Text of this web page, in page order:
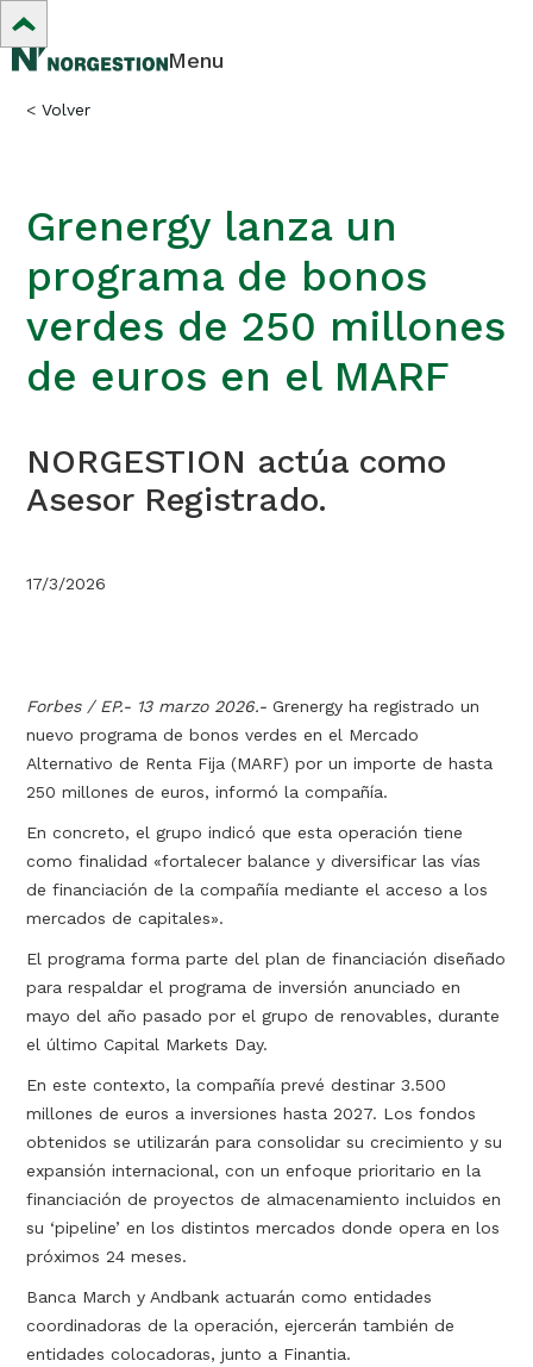
Menu
< Volver
Grenergy lanza un
programa de bonos
verdes de 250 millones
de euros en el MARF
NORGESTION actúa como
Asesor Registrado.
17/3/2026
Forbes / EP.- 13 marzo 2026.- Grenergy ha registrado un
nuevo programa de bonos verdes en el Mercado
Alternativo de Renta Fija (MARF) por un importe de hasta
250 millones de euros, informó la compañía.
En concreto, el grupo indicó que esta operación tiene
como finalidad «fortalecer balance y diversificar las vías
de financiación de la compañía mediante el acceso a los
mercados de capitales».
El programa forma parte del plan de financiación diseñado
para respaldar el programa de inversión anunciado en
mayo del año pasado por el grupo de renovables, durante
el último Capital Markets Day.
En este contexto, la compañía prevé destinar 3.500
millones de euros a inversiones hasta 2027. Los fondos
obtenidos se utilizarán para consolidar su crecimiento y su
expansión internacional, con un enfoque prioritario en la
financiación de proyectos de almacenamiento incluidos en
su ‘pipeline’ en los distintos mercados donde opera en los
próximos 24 meses.
Banca March y Andbank actuarán como entidades
coordinadoras de la operación, ejercerán también de
entidades colocadoras, junto a Finantia.